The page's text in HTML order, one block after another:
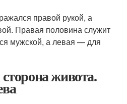
правой рукой, а
Правая половина служит
мужской, а левая — для
живота.